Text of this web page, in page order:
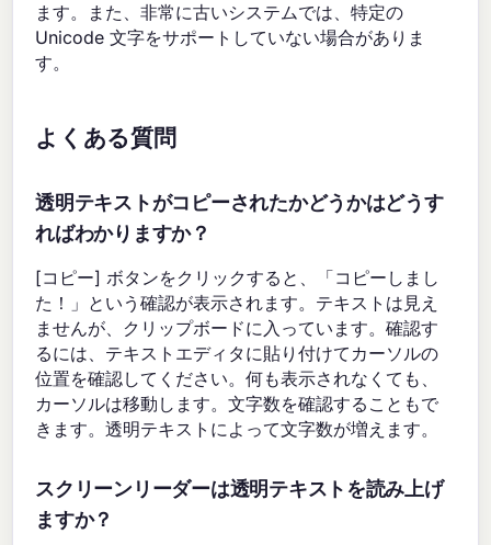
ます。また、非常に古いシステムでは、特定の
Unicode 文字をサポートしていない場合がありま
す。
よくある質問
透明テキストがコピーされたかどうかはどうす
ればわかりますか？
[コピー] ボタンをクリックすると、「コピーしまし
た！」という確認が表示されます。テキストは見え
ませんが、クリップボードに入っています。確認す
るには、テキストエディタに貼り付けてカーソルの
位置を確認してください。何も表示されなくても、
カーソルは移動します。文字数を確認することもで
きます。透明テキストによって文字数が増えます。
スクリーンリーダーは透明テキストを読み上げ
ますか？